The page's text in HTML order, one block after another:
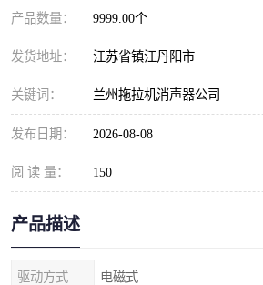
产品数量： 9999.00个
发货地址： 江苏省镇江丹阳市
关键词： 兰州拖拉机消声器公司
发布日期： 2026-08-08
阅 读 量： 150
产品描述
驱动方式 电磁式